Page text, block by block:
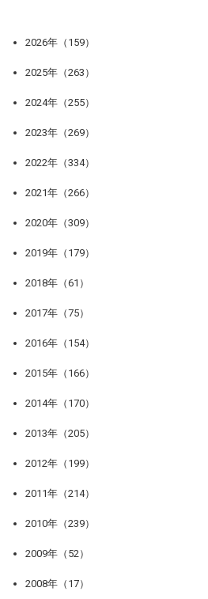
2026年（159）
2025年（263）
2024年（255）
2023年（269）
2022年（334）
2021年（266）
2020年（309）
2019年（179）
2018年（61）
2017年（75）
2016年（154）
2015年（166）
2014年（170）
2013年（205）
2012年（199）
2011年（214）
2010年（239）
2009年（52）
2008年（17）